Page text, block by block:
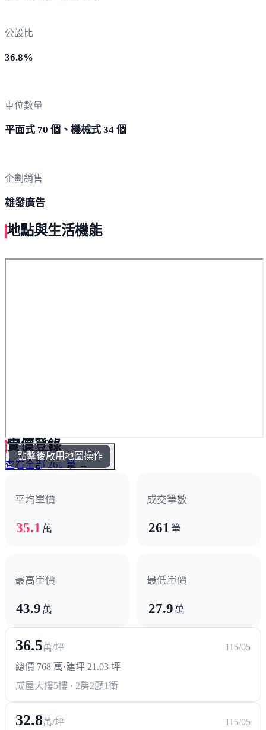
公設比
36.8%
車位數量
平面式 70 個、機械式 34 個
企劃銷售
雄發廣告
地點與生活機能
點擊後啟用地圖操作
實價登錄
查看全部 261 筆 →
平均單價
35.1 萬
成交筆數
261 筆
最高單價
43.9 萬
最低單價
27.9 萬
36.5萬/坪
115/05
總價 768 萬·建坪 21.03 坪
成屋大樓5樓 · 2房2廳1衛
32.8萬/坪
115/05